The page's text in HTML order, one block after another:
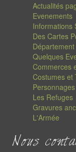
Actualités
Evenements
Informations
Des Cartes
Quelques
Commerces
Costumes et
Les Refuges
Gravures
L'Armée
Nous